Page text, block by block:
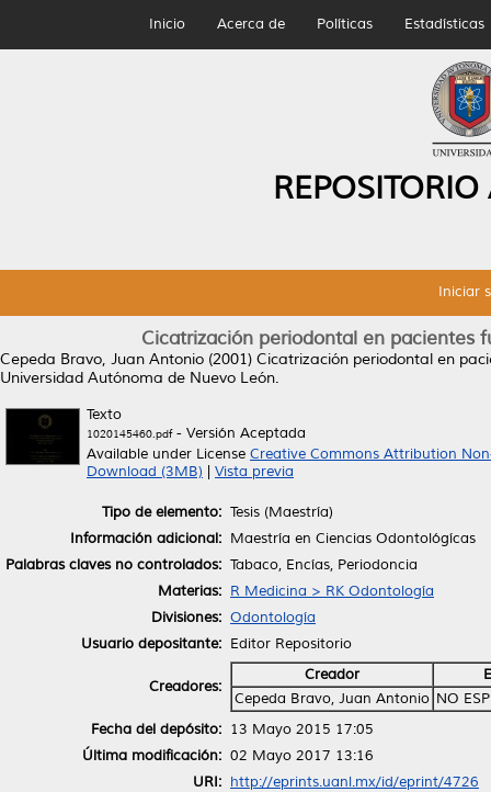
Inicio Acerca de Políticas Estadísticas
Iniciar
Cicatrización periodontal en pacientes
Cepeda Bravo, Juan Antonio (2001) Cicatrización periodontal en
Universidad Autónoma de Nuevo León.
Texto
1020145460.pdf- Versión Aceptada
Available under License Creative Commons Attribution
Download (3MB)
Vista previa
Tipo de elemento: Tesis (Maestría)
Información adicional: Maestría en Ciencias Odontológícas
Palabras claves no controlados: Tabaco, Encías, Periodoncia
Materias: R Medicina > RK Odontología
Divisiones: Odontología
Usuario depositante: Editor Repositorio
Creadores:
Creador
Cepeda Bravo, Juan Antonio NO
Fecha del depósito: 13 Mayo 2015 17:05
Última modificación: 02 Mayo 2017 13:16
URI: http://eprints.uanl.mx/id/eprint/4726